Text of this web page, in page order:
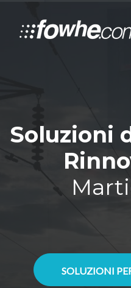
Soluzioni
SOLUZIONI